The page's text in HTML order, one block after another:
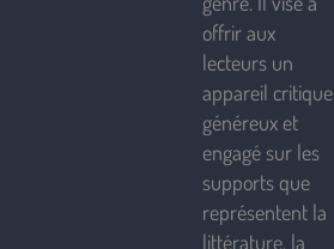
offrir aux
lecteurs un
appareil critique
généreux et
engagé sur les
supports que
représentent la
littérature, la